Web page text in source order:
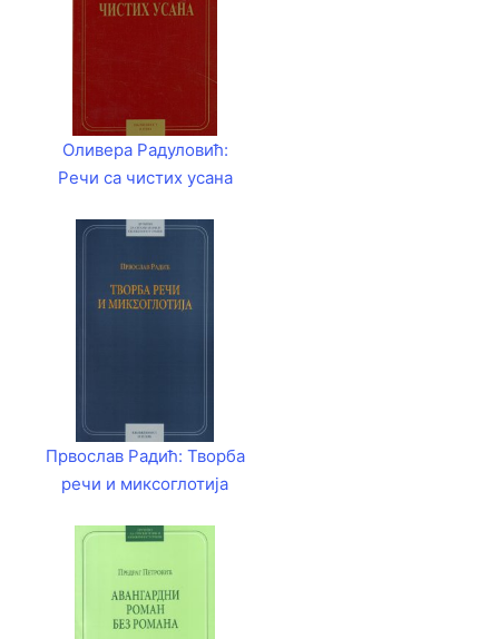
Оливера Радуловић:
Речи са чистих усана
Првослав Радић: Творба
речи и миксоглотија